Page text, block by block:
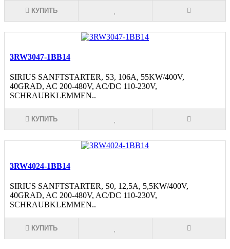
КУПИТЬ
3RW3047-1BB14
SIRIUS SANFTSTARTER, S3, 106A, 55KW/400V,
40GRAD, AC 200-480V, AC/DC 110-230V,
SCHRAUBKLEMMEN..
КУПИТЬ
3RW4024-1BB14
SIRIUS SANFTSTARTER, S0, 12,5A, 5,5KW/400V,
40GRAD, AC 200-480V, AC/DC 110-230V,
SCHRAUBKLEMMEN..
КУПИТЬ